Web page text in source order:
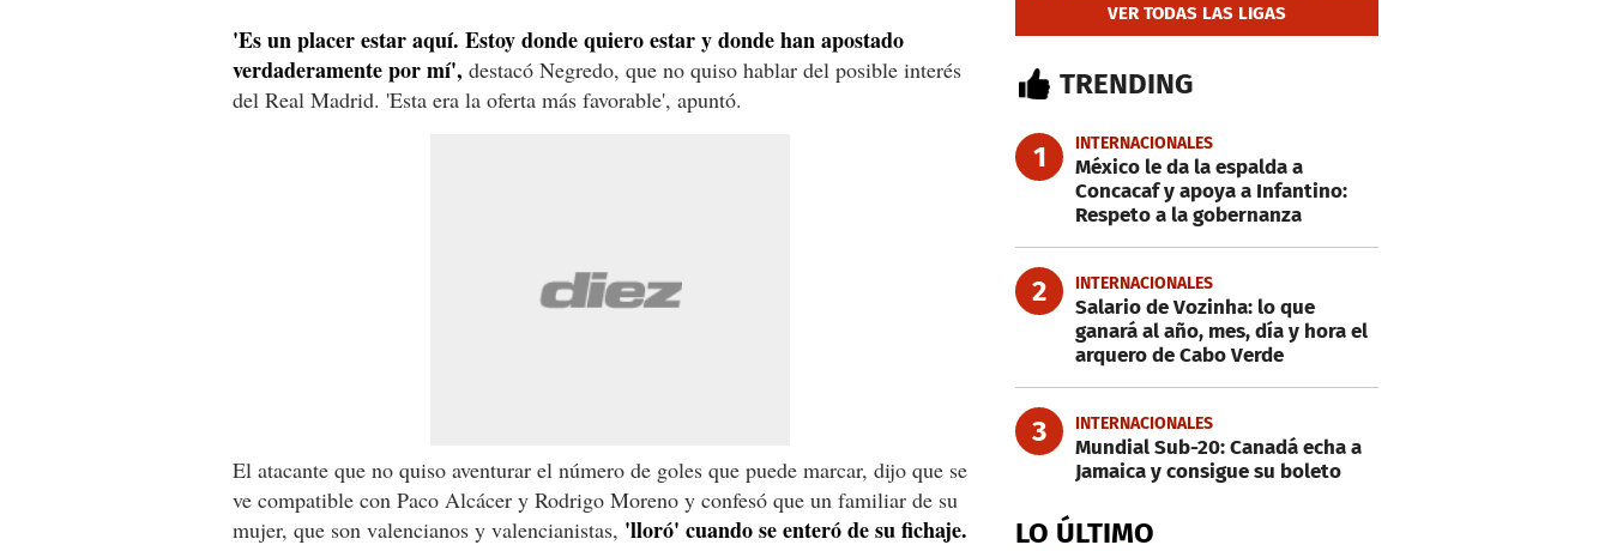
'Es un placer estar aquí. Estoy donde quiero estar y donde han apostado
verdaderamente por mí', destacó Negredo, que no quiso hablar del posible interés
del Real Madrid. 'Esta era la oferta más favorable', apuntó.
El atacante que no quiso aventurar el número de goles que puede marcar, dijo que se
ve compatible con Paco Alcácer y Rodrigo Moreno y confesó que un familiar de su
mujer, que son valencianos y valencianistas, 'lloró' cuando se enteró de su fichaje.
VER TODAS LAS LIGAS
TRENDING
1 INTERNACIONALES
México le da la espalda a
Concacaf y apoya a Infantino:
Respeto a la gobernanza
2 INTERNACIONALES
Salario de Vozinha: lo que
ganará al año, mes, día y hora el
arquero de Cabo Verde
3 INTERNACIONALES
Mundial Sub-20: Canadá echa a
Jamaica y consigue su boleto
LO ÚLTIMO